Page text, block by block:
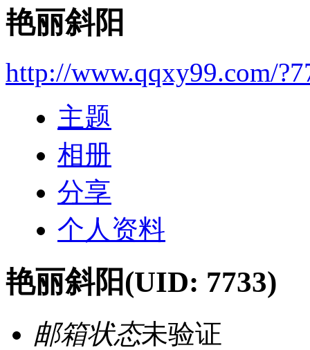
艳丽斜阳
http://www.qqxy99.com/
主题
相册
分享
个人资料
艳丽斜阳(UID: 7733)
邮箱状态未验证